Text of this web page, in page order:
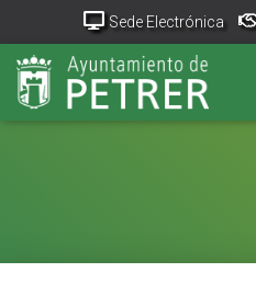
Sede Electrónica
Portal Transparencia
Canal de